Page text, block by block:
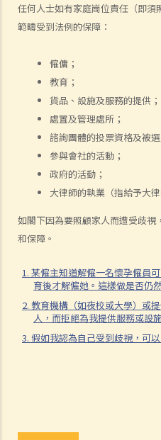
任何人士如有家庭崗位責任（即
範疇受到法例的保障：
僱傭；
教育；
貨品、設施及服務的提供；
處置及管理處所；
諮詢團體的投票資格及被
參與會社的活動；
政府的活動；
大律師的執業（指給予大
如閣下因為要照顧家人而遭受歧
和保障。
1. 某僱主知道解僱一名懷孕僱員
育後才解僱她。這樣做是否仍
2. 教育機構（如夜校或大學）或
人，而拒絕為我提供服務或設
3. 假如我認為自己受到歧視，可
腳傷，是否一定無機會獲得聘用？
3. 假如某僱員患有傳染病或愛滋病
證而同樣受到歧視，是否亦可以提出
5. 假如我的親人或朋友是殘疾人士
向平等機會委員會作出投訴？
6. 當我在求職時，僱主可否要求我
歷紀錄）？
肢體傷殘人士
7. 若一名肢體傷殘人士在某些特別
（或解僱）該人？
助？如司機拒絕接載我，將會怎樣？
9. 我是輪椅使用者，我是否與其他
建築物及社會設施？
10. 我發現供殘疾人士使用的洗手
況是否觸犯《殘疾歧視條例》？
有責任為他提供特別的服務或設施